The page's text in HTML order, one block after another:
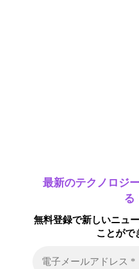
最新のテクノロジ
る
無料登録で新しいニュ
ことがで